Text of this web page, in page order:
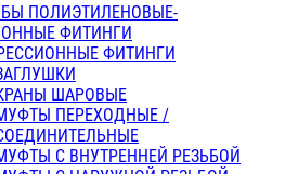
ПОЛИЭТИЛЕНОВЫЕ-
ФИТИНГИ
ФИТИНГИ
ШАРОВЫЕ
ПЕРЕХОДНЫЕ /
С ВНУТРЕННЕЙ РЕЗЬБОЙ